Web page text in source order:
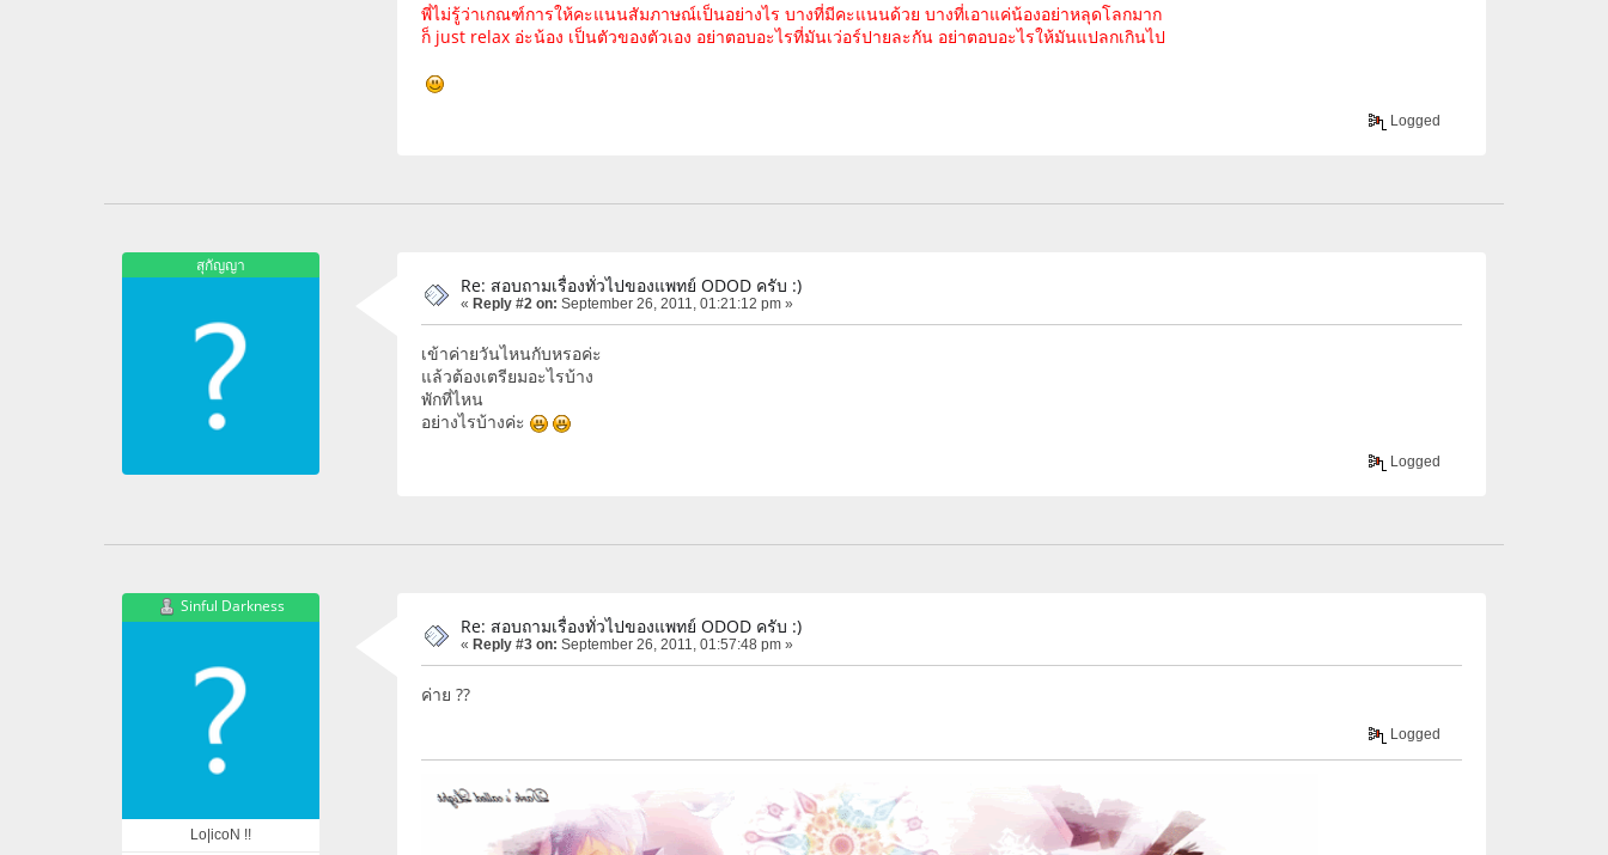
พี่ไม่รู้ว่าเกณฑ์การให้คะแนนสัมภาษณ์เป็นอย่างไร บางที่มีคะแนนด้วย บางที่เอาแค่น้องอย่าหลุดโลกมาก
ก็ just relax อ่ะน้อง เป็นตัวของตัวเอง อย่าตอบอะไรที่มันเว่อร์ปายละกัน อย่าตอบอะไรให้มันแปลกเกินไป
Logged
สุกัญญา
Re: สอบถามเรื่องทั่วไปของแพทย์ ODOD ครับ :)
« Reply #2 on: September 26, 2011, 01:21:12 pm »
เข้าค่ายวันไหนกับหรอค่ะ
แล้วต้องเตรียมอะไรบ้าง
พักที่ไหน
อย่างไรบ้างค่ะ
Logged
Sinful Darkness
Lo|icoN !!
Re: สอบถามเรื่องทั่วไปของแพทย์ ODOD ครับ :)
« Reply #3 on: September 26, 2011, 01:57:48 pm »
ค่าย ??
Logged